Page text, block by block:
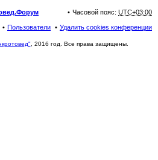
Часовой пояс: UTC+03:00
Удалить cookies конференции
Пользователи
, 2016 год. Все права защищены.